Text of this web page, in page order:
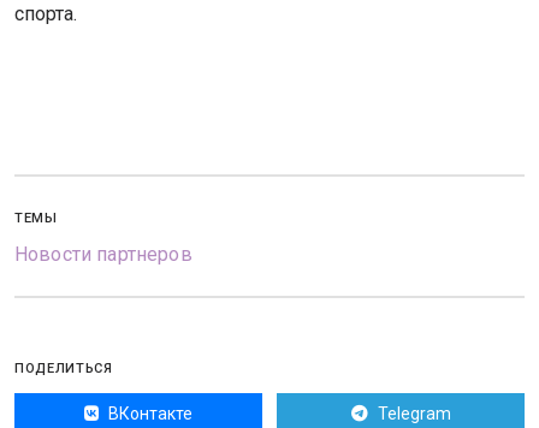
спорта.
ТЕМЫ
Новости партнеров
ПОДЕЛИТЬСЯ
ВКонтакте Telegram